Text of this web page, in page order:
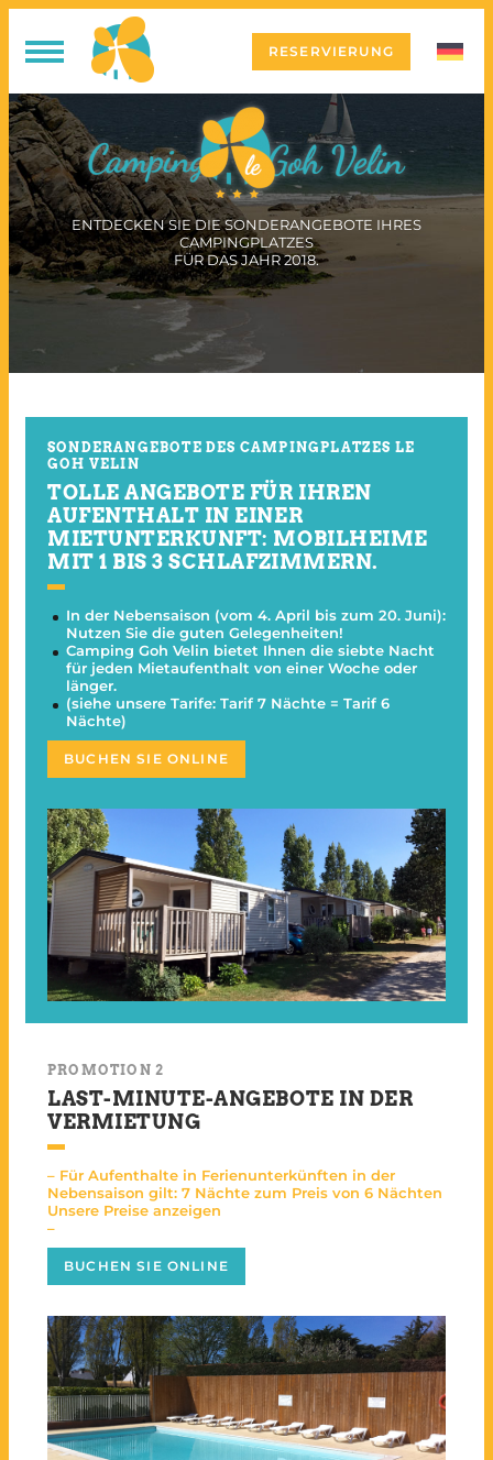
RESERVIERUNG
ENTDECKEN SIE DIE SONDERANGEBOTE IHRES
CAMPINGPLATZES
FÜR DAS JAHR 2018.
SONDERANGEBOTE DES CAMPINGPLATZES LE
GOH VELIN
TOLLE ANGEBOTE FÜR IHREN
AUFENTHALT IN EINER
MIETUNTERKUNFT: MOBILHEIME
MIT 1 BIS 3 SCHLAFZIMMERN.
In der Nebensaison (vom 4. April bis zum 20. Juni):
Nutzen Sie die guten Gelegenheiten!
Camping Goh Velin bietet Ihnen die siebte Nacht
für jeden Mietaufenthalt von einer Woche oder
länger.
(siehe unsere Tarife: Tarif 7 Nächte = Tarif 6
Nächte)
BUCHEN SIE ONLINE
PROMOTION 2
LAST-MINUTE-ANGEBOTE IN DER
VERMIETUNG
– Für Aufenthalte in Ferienunterkünften in der
Nebensaison gilt: 7 Nächte zum Preis von 6 Nächten
Unsere Preise anzeigen
–
BUCHEN SIE ONLINE